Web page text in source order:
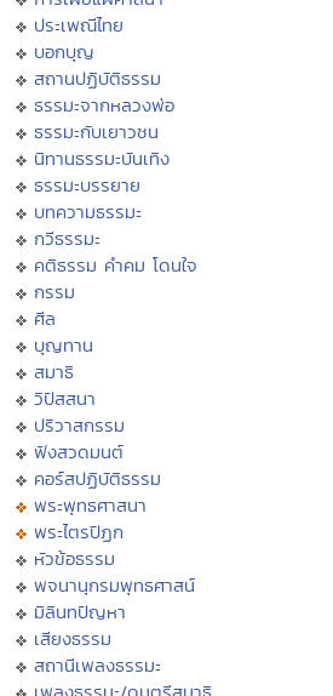
ประเพณีไทย
บอกบุญ
สถานปฏิบัติธรรม
ธรรมะจากหลวงพ่อ
ธรรมะกับเยาวชน
นิทานธรรมะบันเทิง
ธรรมะบรรยาย
บทความธรรมะ
กวีธรรมะ
คติธรรม คำคม โดนใจ
กรรม
ศีล
บุญทาน
สมาธิ
วิปัสสนา
ปริวาสกรรม
ฟังสวดมนต์
คอร์สปฏิบัติธรรม
พระพุทธศาสนา
พระไตรปิฏก
หัวข้อธรรม
พจนานุกรมพุทธศาสน์
มิลินทปัญหา
เสียงธรรม
สถานีเพลงธรรมะ